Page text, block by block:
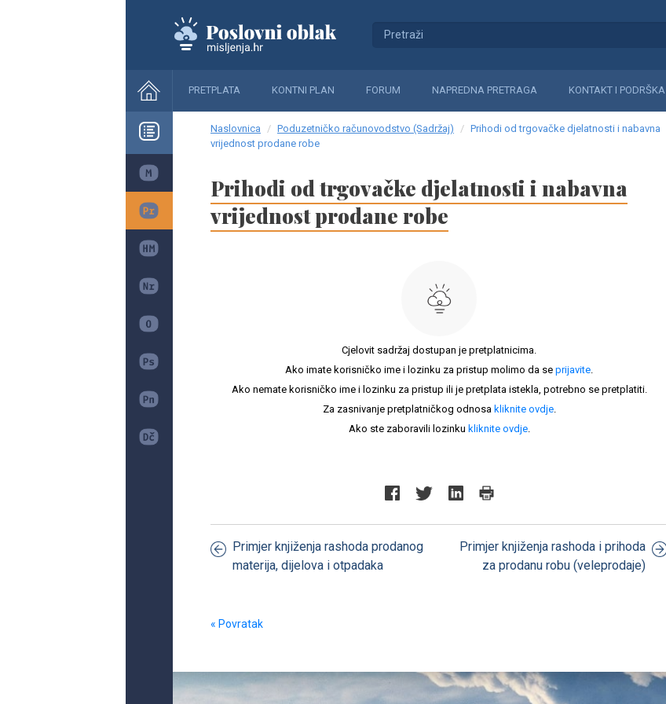
PRETPLATA KONTNI PLAN FORUM NAPREDNA PRETRAGA KONTAKT I PODRŠKA
Naslovnica Poduzetničko računovodstvo (Sadržaj)
Prihodi od trgovačke djelatnosti i nabavna
vrijednost prodane robe
Prihodi od trgovačke djelatnosti i nabavna
vrijednost prodane robe
Cjelovit sadržaj dostupan je pretplatnicima.
Ako imate korisničko ime i lozinku za pristup molimo da se prijavite.
Ako nemate korisničko ime i lozinku za pristup ili je pretplata istekla, potrebno se pretplatiti.
Za zasnivanje pretplatničkog odnosa kliknite ovdje.
Ako ste zaboravili lozinku kliknite ovdje.
Primjer knjiženja rashoda prodanog
materija, dijelova i otpadaka
Primjer knjiženja rashoda i prihoda
za prodanu robu (veleprodaje)
« Povratak